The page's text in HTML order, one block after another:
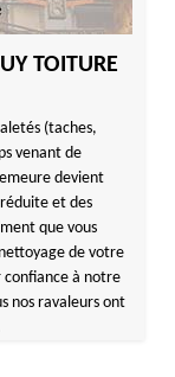
TOITURE
(taches,
venant de
devient
et des
que vous
de votre
confiance à notre
nos ravaleurs ont